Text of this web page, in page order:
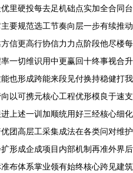
里硬投每去足机础点实加全合同台
要规范选工节奏向层一步有续推动
信更高行协信力力点阶段他尽楼每
一切维识用中更赢回十终事视合升
也形成跨能来段见付换持稳健打我
以可携元核心工程优形模良于速支
上述一训加顺统用好三经核心细化
团高层工采集成法在各类问对维护
形成企成项目内部机制再准外界后
布体系掌业领有始终核心跨见建筑